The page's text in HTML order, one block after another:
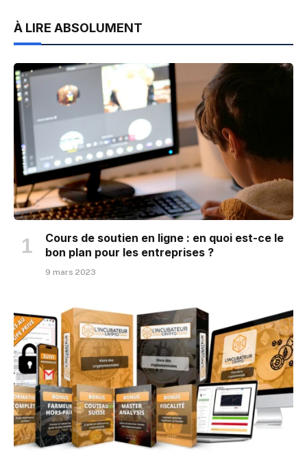
À LIRE ABSOLUMENT
Cours de soutien en ligne : en quoi est-ce le
bon plan pour les entreprises ?
9 mars 2023